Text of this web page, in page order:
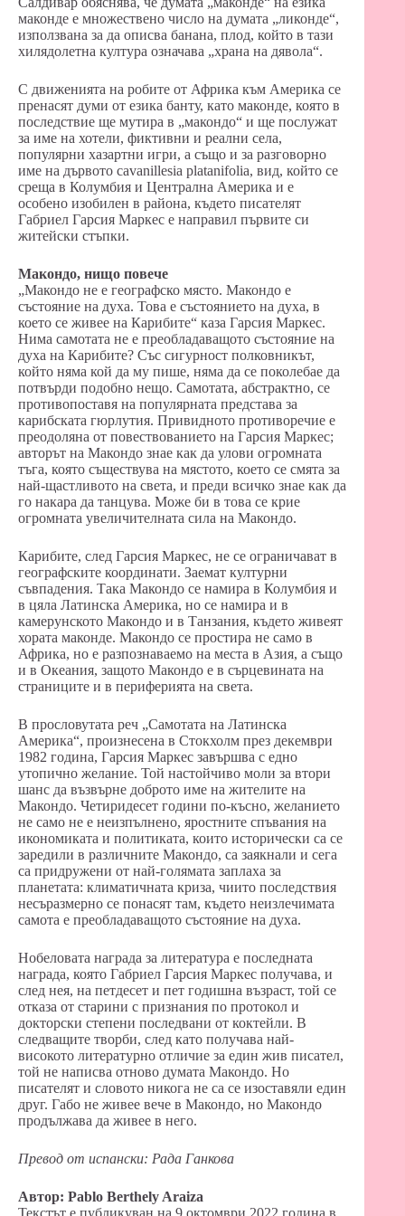
маконде е множествено число на думата „ликонде“,
използвана за да описва банана, плод, който в тази
хилядолетна култура означава „храна на дявола“.
С движенията на робите от Африка към Америка се
пренасят думи от езика банту, като маконде, която в
последствие ще мутира в „макондо“ и ще послужат
за име на хотели, фиктивни и реални села,
популярни хазартни игри, а също и за разговорно
име на дървото cavanillesia platanifolia, вид, който се
среща в Колумбия и Централна Америка и е
особено изобилен в района, където писателят
Габриел Гарсия Маркес е направил първите си
житейски стъпки.
Макондо, нищо повече
„Макондо не е географско място. Макондо е
състояние на духа. Това е състоянието на духа, в
което се живее на Карибите“ каза Гарсия Маркес.
Нима самотата не е преобладаващото състояние на
духа на Карибите? Със сигурност полковникът,
който няма кой да му пише, няма да се поколебае да
потвърди подобно нещо. Самотата, абстрактно, се
противопоставя на популярната представа за
карибската гюрлутия. Привидното противоречие е
преодоляна от повествованието на Гарсия Маркес;
авторът на Макондо знае как да улови огромната
тъга, която съществува на мястото, което се смята за
най-щастливото на света, и преди всичко знае как да
го накара да танцува. Може би в това се крие
огромната увеличителната сила на Макондо.
Карибите, след Гарсия Маркес, не се ограничават в
географските координати. Заемат културни
съвпадения. Така Макондо се намира в Колумбия и
в цяла Латинска Америка, но се намира и в
камерунското Макондо и в Танзания, където живеят
хората маконде. Макондо се простира не само в
Африка, но е разпознаваемо на места в Азия, а също
и в Океания, защото Макондо е в сърцевината на
страниците и в периферията на света.
В прословутата реч „Самотата на Латинска
Америка“, произнесена в Стокхолм през декември
1982 година, Гарсия Маркес завършва с едно
утопично желание. Той настойчиво моли за втори
шанс да възвърне доброто име на жителите на
Макондо. Четиридесет години по-късно, желанието
не само не е неизпълнено, яростните спъвания на
икономиката и политиката, които исторически са се
заредили в различните Макондо, са заякнали и сега
са придружени от най-голямата заплаха за
планетата: климатичната криза, чиито последствия
несъразмерно се понасят там, където неизлечимата
самота е преобладаващото състояние на духа.
Нобеловата награда за литература е последната
награда, която Габриел Гарсия Маркес получава, и
след нея, на петдесет и пет годишна възраст, той се
отказа от старини с признания по протокол и
докторски степени последвани от коктейли. В
следващите творби, след като получава най-
високото литературно отличие за един жив писател,
той не написва отново думата Макондо. Но
писателят и словото никога не са се изоставяли един
друг. Габо не живее вече в Макондо, но Макондо
продължава да живее в него.
Превод от испански: Рада Ганкова
Автор: Pablo Berthely Araiza